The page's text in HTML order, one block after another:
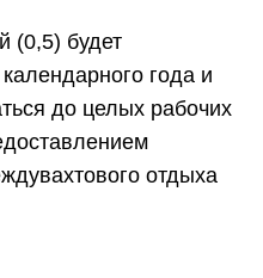
(0,5) будет
года и
до целых рабочих
отдыха